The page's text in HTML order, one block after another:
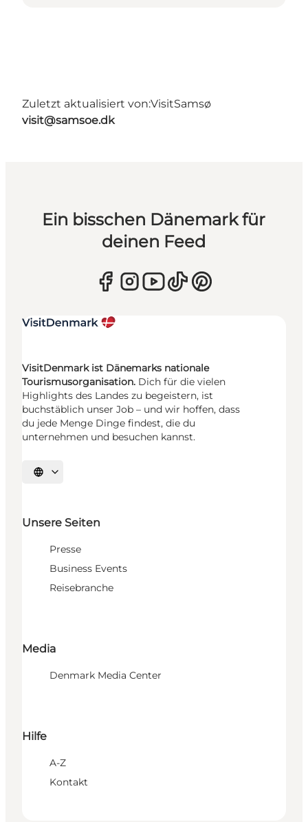
Zuletzt aktualisiert von:VisitSamsø
visit@samsoe.dk
Ein bisschen Dänemark für
deinen Feed
VisitDenmark ist Dänemarks nationale
Tourismusorganisation. Dich für die vielen
Highlights des Landes zu begeistern, ist
buchstäblich unser Job – und wir hoffen, dass
du jede Menge Dinge findest, die du
unternehmen und besuchen kannst.
Sprache auswählen
Unsere Seiten
Presse
Business Events
Reisebranche
Media
Denmark Media Center
Hilfe
A-Z
Kontakt